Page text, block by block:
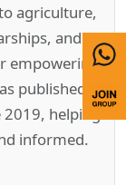
agriculture,
and
empowering
published
helping
informed.